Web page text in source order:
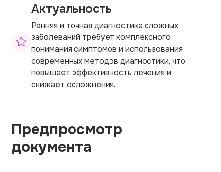
Актуальность
Ранняя и точная диагностика сложных
заболеваний требует комплексного
понимания симптомов и использования
современных методов диагностики, что
повышает эффективность лечения и
снижает осложнения.
Предпросмотр
документа